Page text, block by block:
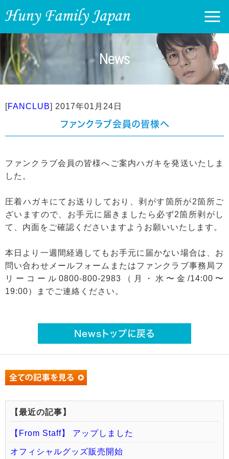
News
[FANCLUB] 2017年01月24日
ファンクラブ会員の皆様へ
ファンクラブ会員の皆様へご案内ハガキを発送いたしま
した。
圧着ハガキにてお送りしており、剥がす箇所が2箇所ご
ざいますので、お手元に届きましたら必ず2箇所剥がし
て、内面をご確認くださいますようお願いいたします。
本日より一週間経過してもお手元に届かない場合は、お
問い合わせメールフォームまたはファンクラブ事務局フ
リーコール0800-800-2983（月・水〜金/14:00〜
19:00）までご連絡ください。
Newsトップに戻る
【最近の記事】
【From Staff】 アップしました
オフィシャルグッズ販売開始